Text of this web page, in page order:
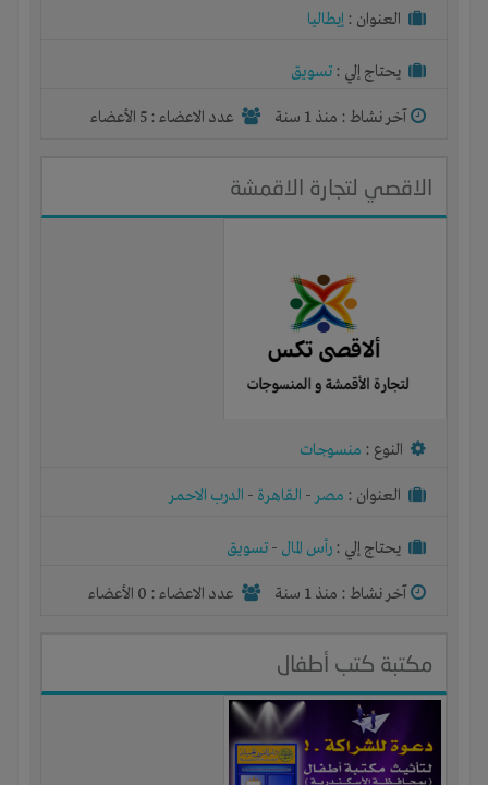
العنوان : إيطاليا
يحتاج إلي : تسويق
آخر نشاط : منذ 1 سنة عدد الاعضاء : 5 الأعضاء
الاقصي لتجارة الاقمشة
النوع : منسوجات
العنوان : مصر- القاهرة - الدرب الاحمر
يحتاج إلي : رأس المال - تسويق
آخر نشاط : منذ 1 سنة عدد الاعضاء : 0 الأعضاء
مكتبة كتب أطفال